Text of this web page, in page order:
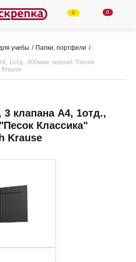
0 0
учебы
Папки, портфели
1отд., 400мкм, черная "Песок
Krause
3 клапана А4, 1отд.,
Классика"
Krause